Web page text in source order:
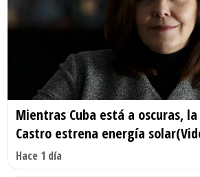
Mientras Cuba está a oscuras,
Castro estrena energía
Hace 1 día